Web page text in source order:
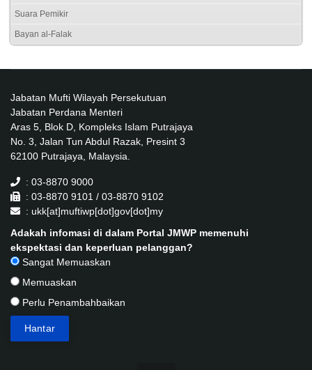
Suara Pemikir
Bayan al-Falak
Jabatan Mufti Wilayah Persekutuan
Jabatan Perdana Menteri
Aras 5, Blok D, Kompleks Islam Putrajaya
No. 3, Jalan Tun Abdul Razak, Presint 3
62100 Putrajaya, Malaysia.
: 03-8870 9000
: 03-8870 9101 / 03-8870 9102
: ukk[at]muftiwp[dot]gov[dot]my
Adakah infomasi di dalam Portal JMWP memenuhi
ekspektasi dan keperluan pelanggan?
Sangat Memuaskan
Memuaskan
Perlu Penambahbaikan